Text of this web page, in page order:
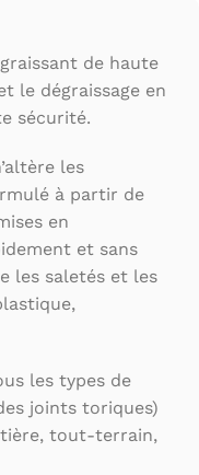
de haute
le dégraissage en
sécurité.
les
à partir de
en
et sans
les saletés et les
les types de
joints toriques)
tout-terrain,